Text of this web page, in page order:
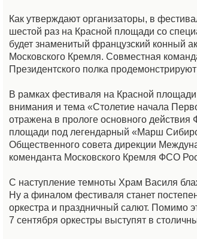
Как утверждают организаторы, в
шестой раз на Красной площади со
будет знаменитый французский конный
Московского Кремля. Совместная
Президентского полка
В рамках фестиваля на Красной
внимания и тема «Столетие начала
отражена в прологе основного действия
площади под легендарный «Марш
Общественного совета дирекции
коменданта Московского Кремля ФСО
С наступление темноты Храм Василя
Ну а финалом фестиваля станет
оркестра и праздничный салют. Помимо
7 сентября оркестры выступят в